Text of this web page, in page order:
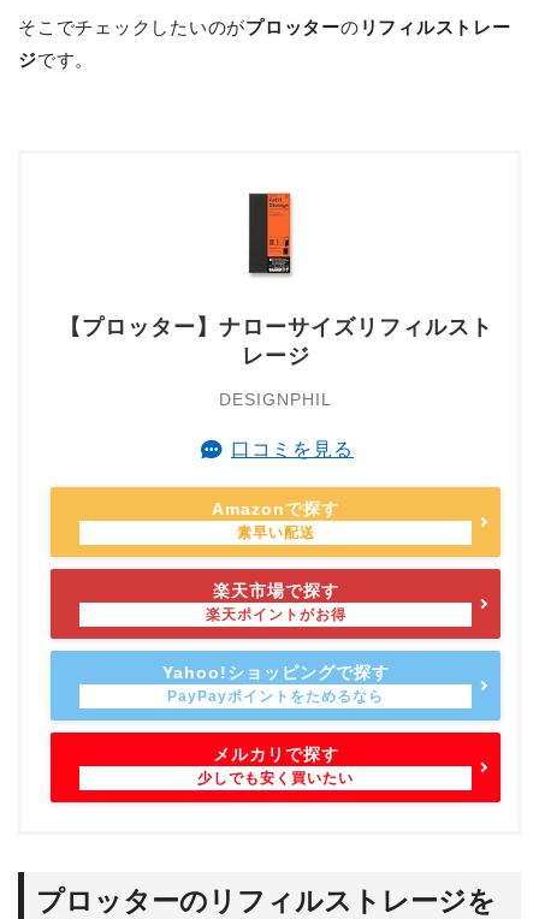
そこでチェックしたいのがプロッターの リフィルストレー
ジです。
【プロッター】ナローサイズリフィルスト
レージ
DESIGNPHIL
口コミを見る
Amazonで探す
楽天市場で探す
Yahoo!ショッピングで探す
メルカリで探す
プロッターのリフィルストレージを